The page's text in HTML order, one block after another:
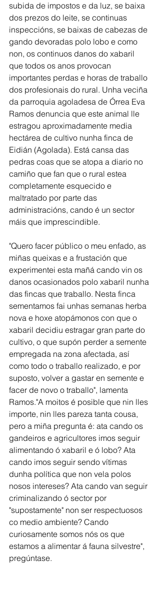
subida de impostos e da luz, se baixa
dos prezos do leite, se continuas
inspeccións, se baixas de cabezas de
gando devoradas polo lobo e como
non, os continuos danos do xabaril
que todos os anos provocan
importantes perdas e horas de traballo
dos profesionais do rural. Unha veciña
da parroquia agoladesa de Órrea Eva
Ramos denuncia que este animal lle
estragou aproximadamente media
hectárea de cultivo nunha finca de
Eidián (Agolada). Está cansa das
pedras coas que se atopa a diario no
camiño que fan que o rural estea
completamente esquecido e
maltratado por parte das
administracións, cando é un sector
máis que imprescindible.
"Quero facer público o meu enfado, as
miñas queixas e a frustación que
experimentei esta mañá cando vin os
danos ocasionados polo xabaril nunha
das fincas que traballo. Nesta finca
sementamos fai unhas semanas herba
nova e hoxe atopámonos con que o
xabaril decidiu estragar gran parte do
cultivo, o que supón perder a semente
empregada na zona afectada, así
como todo o traballo realizado, e por
suposto, volver a gastar en semente e
facer de novo o traballo", lamenta
Ramos."A moitos é posible que nin lles
importe, nin lles pareza tanta cousa,
pero a miña pregunta é: ata cando os
gandeiros e agricultores imos seguir
alimentando ó xabaril e ó lobo? Ata
cando imos seguir sendo vítimas
dunha política que non vela polos
nosos intereses? Ata cando van seguir
criminalizando ó sector por
"supostamente" non ser respectuosos
co medio ambiente? Cando
curiosamente somos nós os que
estamos a alimentar á fauna silvestre",
pregúntase.